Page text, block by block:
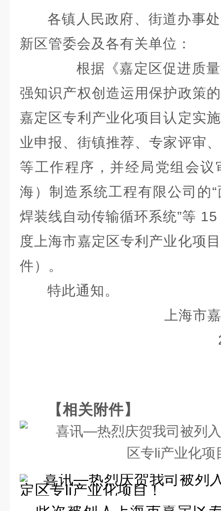
各镇人民政府、街道办事
新区管委会及各有关单位：
根据《嘉定区促进质量
强知识产权创造运用保护政策
嘉定区专利产业化项目认定实
业申报、街镇推荐、专家评审
等工作程序，并经局党组会
海）制造系统工程有限公司的
焊装线自动传输循环系统”等
度上海市嘉定区专利产业化项
件）。
特此通知。
上海市
【相关附件】